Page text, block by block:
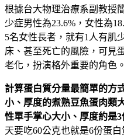
根據台大物理治療系副教授
少症男性為23.6%，女性為
5名女性長者，就有1人有肌
床、甚至死亡的風險，可見
老化，扮演格外重要的角色。
計算蛋白質分量最簡單的方
小、厚度的煮熟豆魚蛋肉類
性單手掌心大小、厚度約是3
天要吃60公克也就是6份蛋